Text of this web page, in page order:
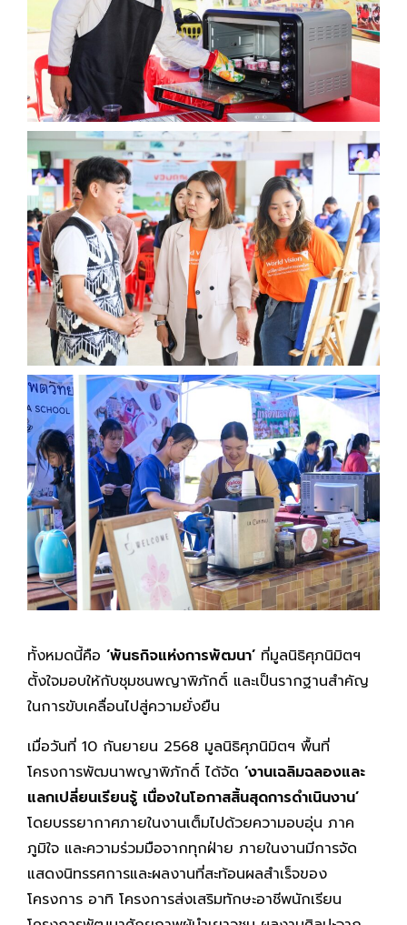
ทั้งหมดนี้คือ ‘พันธกิจแห่งการพัฒนา’ ที่มูลนิธิศุภนิมิตฯ
ตั้งใจมอบให้กับชุมชนพญาพิภักดิ์ และเป็นรากฐานสำคัญ
ในการขับเคลื่อนไปสู่ความยั่งยืน
เมื่อวันที่ 10 กันยายน 2568 มูลนิธิศุภนิมิตฯ พื้นที่
โครงการพัฒนาพญาพิภักดิ์ ได้จัด ‘งานเฉลิมฉลองและ
แลกเปลี่ยนเรียนรู้ เนื่องในโอกาสสิ้นสุดการดำเนินงาน’
โดยบรรยากาศภายในงานเต็มไปด้วยความอบอุ่น ภาค
ภูมิใจ และความร่วมมือจากทุกฝ่าย ภายในงานมีการจัด
แสดงนิทรรศการและผลงานที่สะท้อนผลสำเร็จของ
โครงการ อาทิ โครงการส่งเสริมทักษะอาชีพนักเรียน